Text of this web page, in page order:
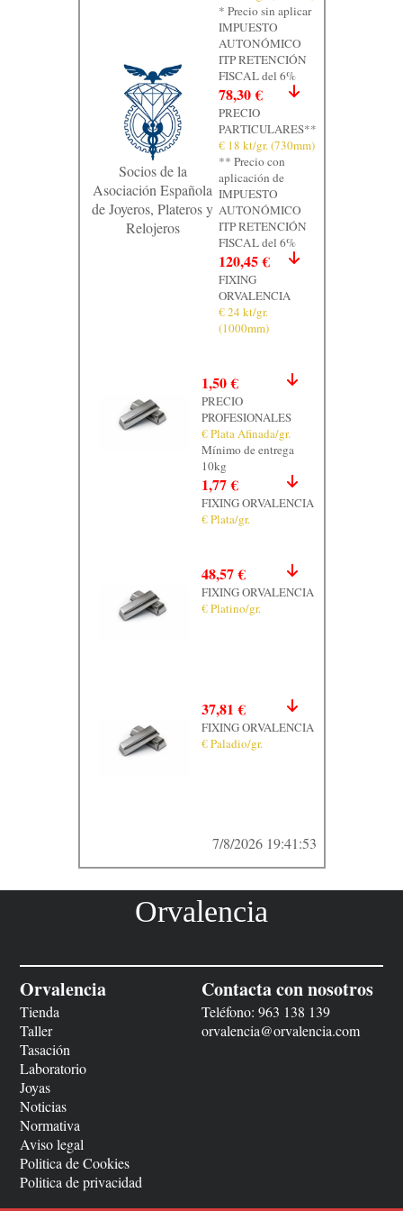
Socios de la
Asociación Española
de Joyeros, Plateros y
Relojeros
* Precio sin aplicar
IMPUESTO
AUTONÓMICO
ITP RETENCIÓN
FISCAL del 6%
78,30 €
PRECIO
PARTICULARES**
€ 18 kt/gr. (730mm)
** Precio con
aplicación de
IMPUESTO
AUTONÓMICO
ITP RETENCIÓN
FISCAL del 6%
120,45 €
FIXING
ORVALENCIA
€ 24 kt/gr.
(1000mm)
1,50 €
PRECIO
PROFESIONALES
€ Plata Afinada/gr.
Mínimo de entrega
10kg
1,77 €
FIXING ORVALENCIA
€ Plata/gr.
48,57 €
FIXING ORVALENCIA
€ Platino/gr.
37,81 €
FIXING ORVALENCIA
€ Paladio/gr.
7/8/2026 19:41:53
Orvalencia
Orvalencia
Tienda
Taller
Tasación
Laboratorio
Joyas
Noticias
Normativa
Aviso legal
Politica de Cookies
Politica de privacidad
Contacta con nosotros
Teléfono: 963 138 139
orvalencia@orvalencia.com